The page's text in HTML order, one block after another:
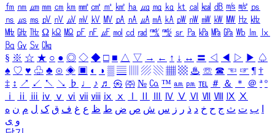
㎙ ㎚ ㎛ ㎜ ㎝ ㎞ ㎟ ㎠ ㎡ ㎢ ㏊ ㎍ ㎎ ㎏ ㏏ ㎈ ㎉ ㏈ ㎧ ㎨ ㎰
㎱ ㎲ ㎳ ㎴ ㎵ ㎶ ㎷ ㎸ ㎹ ㎀ ㎁ ㎂ ㎃ ㎄ ㎺ ㎻ ㎽ ㎾ ㎿ ㎐ ㎑
㎒ ㎓ ㎔ Ω ㏀ ㏁ ㎊ ㎋ ㎌ ㏖ ㏅ ㎭ ㎮ ㎯ ㏛ ㎩ ㎪ ㎫ ㎬ ㏝ ㏐
㏓
㏃ ㏉ ㏜ ㏆
§ ※ ☆ ★ ○ ● ◎ ◇ ◆ □ ■ △ ▽ → ← ↑ ↓ ↔ 〓 ◁ ◀ ▷ ▶ ♤
♠ ♡ ♥ ♧ ♣ ⊙ ◈ ▣ ◐ ◑ ▒ ▤ ▨ ▧ ▦ ▩ ♨ ☏ ☎ ☜ ☞ ¶ †
‡ ↕ ↗ ↙ ↖ ↘ ♭ ♩ ♪ ♬ ㉿ ㈜ № ㏇ ™ ㏂ ㏘ ℡ ＃ ＆ ＊ ＠ ª º
ⅰ
ⅱ ⅲ ⅳ ⅴ ⅵ ⅶ ⅷ ⅸ ⅹ Ⅳ Ⅴ Ⅵ Ⅶ Ⅷ Ⅸ Ⅹ
ب ت ث ج ح خ د ذ ر ز س ش ص ض ط ظ ع غ ف ق ک ل م ن ه
و ی